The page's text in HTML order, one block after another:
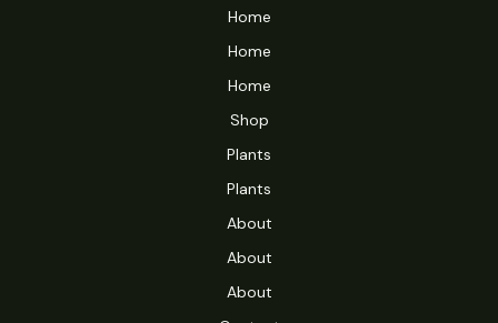
Home
Home
Home
Shop
Plants
Plants
About
About
About